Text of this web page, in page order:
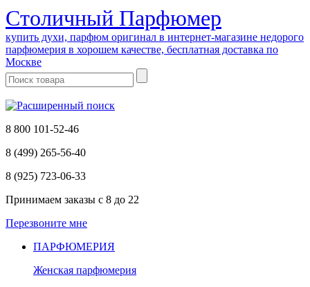
Cтоличный Парфюмер
купить духи, парфюм оригинал в интернет-магазине недорого
парфюмерия в хорошем качестве, бесплатная доставка по
Москве
8 800 101-52-46
8 (499) 265-56-40
8 (925) 723-06-33
Принимаем заказы с 8 до 22
Перезвоните мне
ПАРФЮМЕРИЯ
Женская парфюмерия